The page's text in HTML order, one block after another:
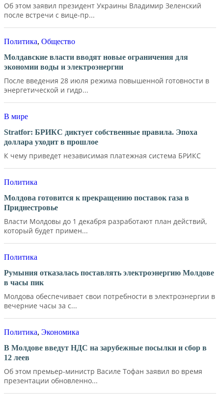
Об этом заявил президент Украины Владимир Зеленский
после встречи с вице-пр...
Политика, Общество
Молдавские власти вводят новые ограничения для
экономии воды и электроэнергии
После введения 28 июля режима повышенной готовности в
энергетической и гидр...
В мире
Stratfor: БРИКС диктует собственные правила. Эпоха
доллара уходит в прошлое
К чему приведет независимая платежная система БРИКС
Политика
Молдова готовится к прекращению поставок газа в
Приднестровье
Власти Молдовы до 1 декабря разработают план действий,
который будет примен...
Политика
Румыния отказалась поставлять электроэнергию Молдове
в часы пик
Молдова обеспечивает свои потребности в электроэнергии в
вечерние часы за с...
Политика, Экономика
В Молдове введут НДС на зарубежные посылки и сбор в
12 леев
Об этом премьер-министр Василе Тофан заявил во время
презентации обновленно...